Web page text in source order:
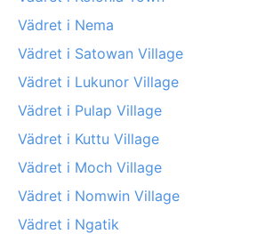
Vädret i Nema
Vädret i Satowan Village
Vädret i Lukunor Village
Vädret i Pulap Village
Vädret i Kuttu Village
Vädret i Moch Village
Vädret i Nomwin Village
Vädret i Ngatik